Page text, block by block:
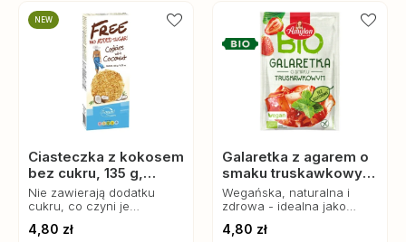
NEW
Ciasteczka z kokosem
bez cukru, 135 g,
Bogutti
Nie zawierają dodatku
cukru, co czyni je
diabetyków i osób na
4,80 zł
Galaretka z agarem o
smaku truskawkowym
bezglutenowa Bio, 40
g, Amylon
Wegańska, naturalna i
zdrowa - idealna jako
ulubionych wypieków.
4,80 zł